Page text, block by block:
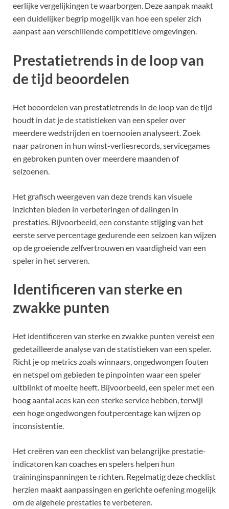
eerlijke vergelijkingen te waarborgen. Deze aanpak maakt
een duidelijker begrip mogelijk van hoe een speler zich
aanpast aan verschillende competitieve omgevingen.
Prestatietrends in de loop van
de tijd beoordelen
Het beoordelen van prestatietrends in de loop van de tijd
houdt in dat je de statistieken van een speler over
meerdere wedstrijden en toernooien analyseert. Zoek
naar patronen in hun winst-verliesrecords, servicegames
en gebroken punten over meerdere maanden of
seizoenen.
Het grafisch weergeven van deze trends kan visuele
inzichten bieden in verbeteringen of dalingen in
prestaties. Bijvoorbeeld, een constante stijging van het
eerste serve percentage gedurende een seizoen kan wijzen
op de groeiende zelfvertrouwen en vaardigheid van een
speler in het serveren.
Identificeren van sterke en
zwakke punten
Het identificeren van sterke en zwakke punten vereist een
gedetailleerde analyse van de statistieken van een speler.
Richt je op metrics zoals winnaars, ongedwongen fouten
en netspel om gebieden te pinpointen waar een speler
uitblinkt of moeite heeft. Bijvoorbeeld, een speler met een
hoog aantal aces kan een sterke service hebben, terwijl
een hoge ongedwongen foutpercentage kan wijzen op
inconsistentie.
Het creëren van een checklist van belangrijke prestatie-
indicatoren kan coaches en spelers helpen hun
traininginspanningen te richten. Regelmatig deze checklist
herzien maakt aanpassingen en gerichte oefening mogelijk
om de algehele prestaties te verbeteren.